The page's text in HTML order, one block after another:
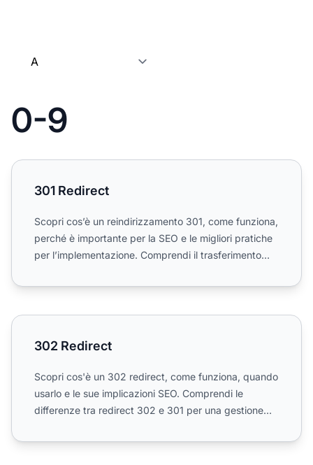
0-9
301 Redirect
301 Redirect
Scopri cos’è un reindirizzamento 301, come funziona,
perché è importante per la SEO e le migliori pratiche
per l’implementazione. Comprendi il trasferimento
302 Redirect
302 Redirect
Scopri cos'è un 302 redirect, come funziona, quando
usarlo e le sue implicazioni SEO. Comprendi le
differenze tra redirect 302 e 301 per una gestione